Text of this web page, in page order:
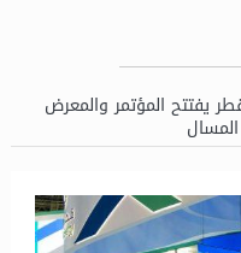
يفتتح المؤتمر والمعرض